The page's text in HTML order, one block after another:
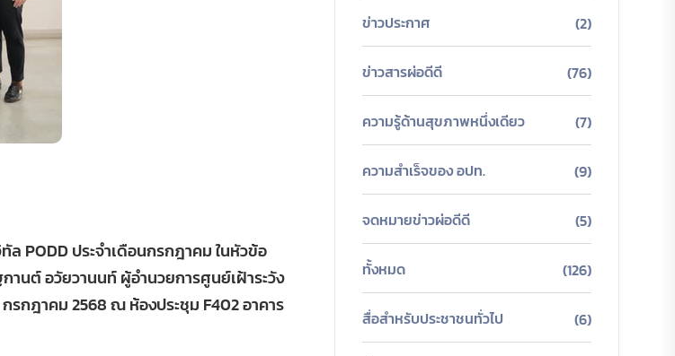
PODD ประจำเดือนกรกฎาคม ในหัวข้อ
นต์ อวัยวานนท์ ผู้อำนวยการศูนย์เฝ้าระวัง
รกฎาคม 2568 ณ ห้องประชุม F402 อาคาร
ข่าวประกาศ (2)
ข่าวสารผ่อดีดี (76)
ความรู้ด้านสุขภาพหนึ่งเดียว (7)
ความสำเร็จของ อปท. (9)
จดหมายข่าวผ่อดีดี (5)
ทั้งหมด (126)
สื่อสำหรับประชาชนทั่วไป (6)